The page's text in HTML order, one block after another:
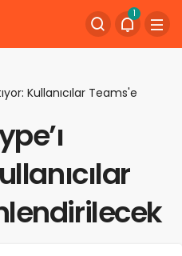
1
Kullanıcılar Teams'e